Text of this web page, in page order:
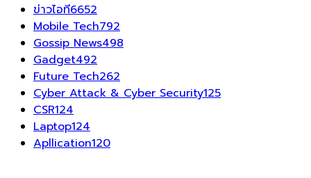
ข่าวไอที6652
Mobile Tech792
Gossip News498
Gadget492
Future Tech262
Cyber Attack & Cyber Security125
CSR124
Laptop124
Apllication120